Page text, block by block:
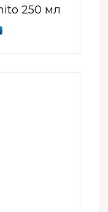
250 мл